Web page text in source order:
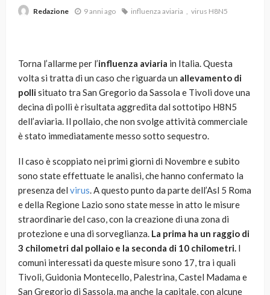
Redazione 9 anni ago influenza aviaria virus H8N5
Torna l’allarme per l’influenza aviaria in Italia. Questa
volta si tratta di un caso che riguarda un allevamento di
pollisituato tra San Gregorio da Sassola e Tivoli dove una
decina di polli è risultata aggredita dal sottotipo H8N5
dell’aviaria. Il pollaio, che non svolge attività commerciale
è stato immediatamente messo sotto sequestro.
Il caso è scoppiato nei primi giorni di Novembre e subito
sono state effettuate le analisi, che hanno confermato la
presenza del virus. A questo punto da parte dell’Asl 5 Roma
e della Regione Lazio sono state messe in atto le misure
straordinarie del caso, con la creazione di una zona di
protezione e una di sorveglianza. La prima ha un raggio di
3 chilometri dal pollaio e la seconda di 10 chilometri. I
comuni interessati da queste misure sono 17, tra i quali
Tivoli, Guidonia Montecello, Palestrina, Castel Madama e
San Gregorio di Sassola, ma anche la capitale, con alcune